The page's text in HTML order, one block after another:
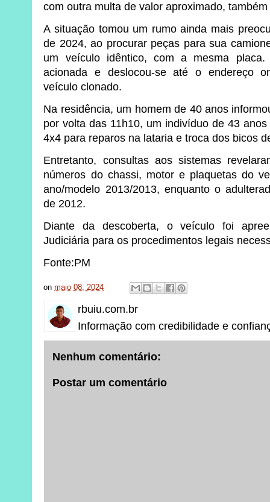
com outra multa de valor aproximado,
A situação tomou um rumo ainda mais
de 2024, ao procurar peças para sua
um veículo idêntico, com a mesma
acionada e deslocou-se até o endereço
veículo clonado.
Na residência, um homem de 40 anos
por volta das 11h10, um indivíduo de 43
4x4 para reparos na lataria e troca dos bicos
Entretanto, consultas aos sistemas
números do chassi, motor e plaquetas do
ano/modelo 2013/2013, enquanto o
de 2012.
Diante da descoberta, o veículo foi
Judiciária para os procedimentos legais
Fonte:PM
onmaio 08, 2024
rbuiu.com.br
Informação com credibilidade e
Nenhum comentário:
Postar um comentário